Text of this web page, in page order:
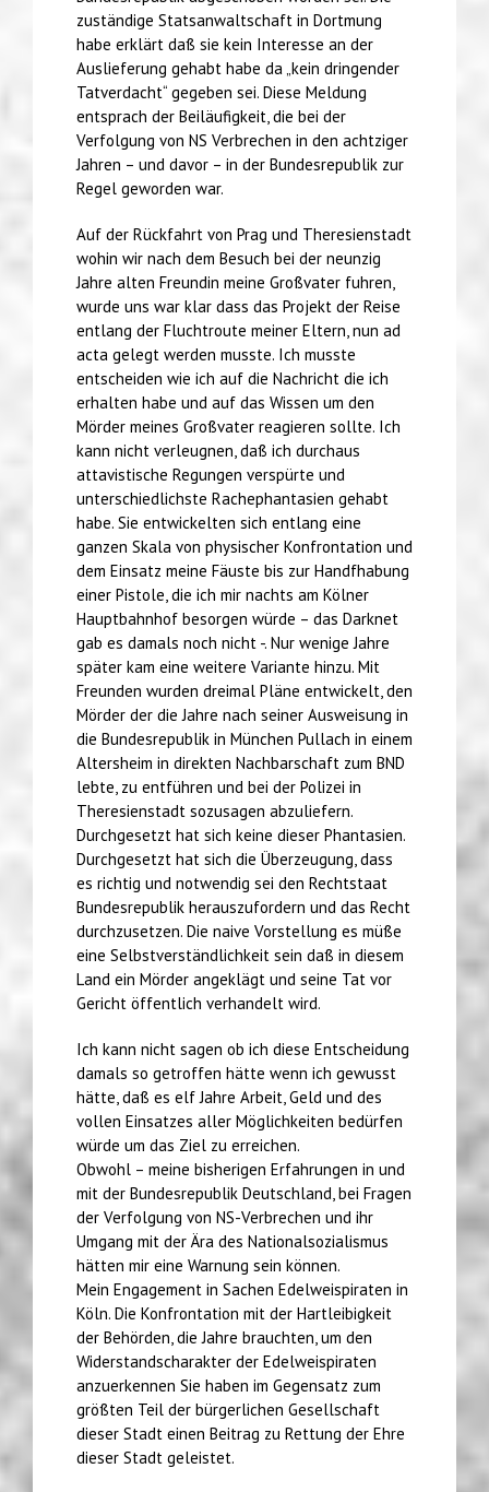
zuständige Statsanwaltschaft in Dortmung
habe erklärt daß sie kein Interesse an der
Auslieferung gehabt habe da „kein dringender
Tatverdacht“ gegeben sei. Diese Meldung
entsprach der Beiläufigkeit, die bei der
Verfolgung von NS Verbrechen in den achtziger
Jahren – und davor – in der Bundesrepublik zur
Regel geworden war.
Auf der Rückfahrt von Prag und Theresienstadt
wohin wir nach dem Besuch bei der neunzig
Jahre alten Freundin meine Großvater fuhren,
wurde uns war klar dass das Projekt der Reise
entlang der Fluchtroute meiner Eltern, nun ad
acta gelegt werden musste. Ich musste
entscheiden wie ich auf die Nachricht die ich
erhalten habe und auf das Wissen um den
Mörder meines Großvater reagieren sollte. Ich
kann nicht verleugnen, daß ich durchaus
attavistische Regungen verspürte und
unterschiedlichste Rachephantasien gehabt
habe. Sie entwickelten sich entlang eine
ganzen Skala von physischer Konfrontation und
dem Einsatz meine Fäuste bis zur Handfhabung
einer Pistole, die ich mir nachts am Kölner
Hauptbahnhof besorgen würde – das Darknet
gab es damals noch nicht -. Nur wenige Jahre
später kam eine weitere Variante hinzu. Mit
Freunden wurden dreimal Pläne entwickelt, den
Mörder der die Jahre nach seiner Ausweisung in
die Bundesrepublik in München Pullach in einem
Altersheim in direkten Nachbarschaft zum BND
lebte, zu entführen und bei der Polizei in
Theresienstadt sozusagen abzuliefern.
Durchgesetzt hat sich keine dieser Phantasien.
Durchgesetzt hat sich die Überzeugung, dass
es richtig und notwendig sei den Rechtstaat
Bundesrepublik herauszufordern und das Recht
durchzusetzen. Die naive Vorstellung es müße
eine Selbstverständlichkeit sein daß in diesem
Land ein Mörder angeklägt und seine Tat vor
Gericht öffentlich verhandelt wird.
Ich kann nicht sagen ob ich diese Entscheidung
damals so getroffen hätte wenn ich gewusst
hätte, daß es elf Jahre Arbeit, Geld und des
vollen Einsatzes aller Möglichkeiten bedürfen
würde um das Ziel zu erreichen.
Obwohl – meine bisherigen Erfahrungen in und
mit der Bundesrepublik Deutschland, bei Fragen
der Verfolgung von NS-Verbrechen und ihr
Umgang mit der Ära des Nationalsozialismus
hätten mir eine Warnung sein können.
Mein Engagement in Sachen Edelweispiraten in
Köln. Die Konfrontation mit der Hartleibigkeit
der Behörden, die Jahre brauchten, um den
Widerstandscharakter der Edelweispiraten
anzuerkennen Sie haben im Gegensatz zum
größten Teil der bürgerlichen Gesellschaft
dieser Stadt einen Beitrag zu Rettung der Ehre
dieser Stadt geleistet.